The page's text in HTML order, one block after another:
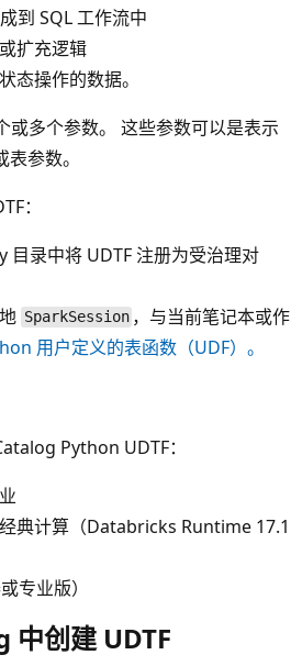
到 SQL 工作流中
扩充逻辑
态操作的数据。
或多个参数。 这些参数可以是表示
参数。
：
录中将 UDTF 注册为受治理对
SparkSession ，与当前笔记本或作
用户定义的表函数（UDF）。
Python UDTF：
典计算（Databricks Runtime 17.1
专业版）
创建 UDTF